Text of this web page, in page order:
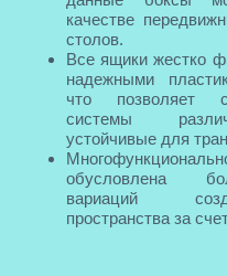
качестве
столов.
Все ящики жестко
надежными
что позволяет
системы
устойчивые для
обусловлена
вариаций
пространства за